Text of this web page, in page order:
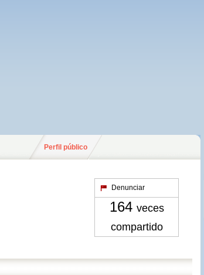
Perfil público
Denunciar
164 veces
compartido